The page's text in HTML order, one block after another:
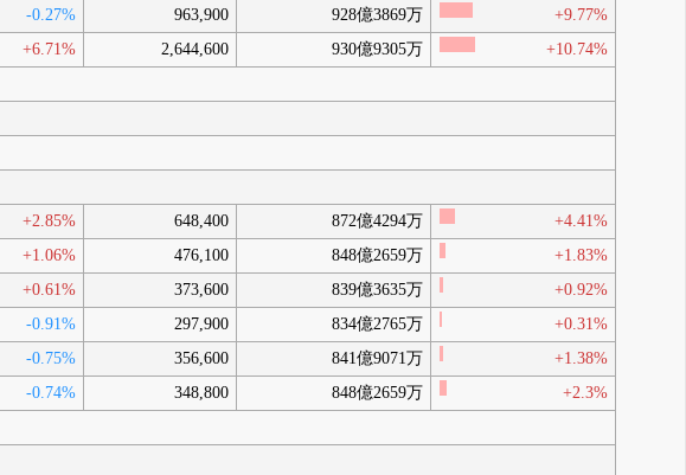
1,133,628株（0.89%）
5月 27, 2026
L （空売り報告）Barclays Capital Securities Ltd
1,239,828株（0.97%）+0.08% 5月 26, 2026
5月 21, 2026
1,033,628株（0.81%）
準〕(連結)
（IR情報）16:00 株主優待制度の再導入に関するお
知らせ
（IR情報）16:00 従業員持株会の奨励金付与率引き
上げに関するお知らせ
（IR情報）16:00 子会社の通期個別業績と前期実績
値との差異に関するお知らせ
（5%ルール） タマガミインターナショナル
（28.79%）玉上紀子（0.27%）
R （空売り報告）Barclays Capital Securities Ltd
-0.27% 963,900 928億3869万
+9.77%
+6.71% 2,644,600 930億9305万
+10.74%
+2.85% 648,400 872億4294万
+4.41%
+1.06% 476,100 848億2659万
+1.83%
+0.61% 373,600 839億3635万
+0.92%
-0.91% 297,900 834億2765万
+0.31%
-0.75% 356,600 841億9071万
+1.38%
-0.74% 348,800 848億2659万
+2.3%